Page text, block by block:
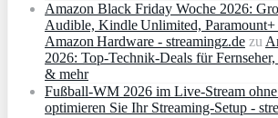
Amazon Black Friday Woche 2026:
Audible, Kindle Unlimited, Paramount+
Amazon Hardware - streamingz.de zu
2026: Top-Technik-Deals für
& mehr
Fußball-WM 2026 im Live-Stream
optimieren Sie Ihr Streaming-Setup -